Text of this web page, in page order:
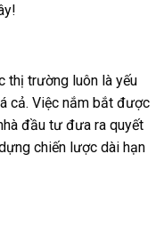
thị trường luôn là yếu
cả. Việc nắm bắt được
đầu tư đưa ra quyết
chiến lược dài hạn